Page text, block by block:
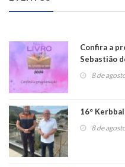
Confira a
Sebastião
8 de
16°
8 de